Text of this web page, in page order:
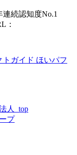
続認知度No.1
：
人_top
プ